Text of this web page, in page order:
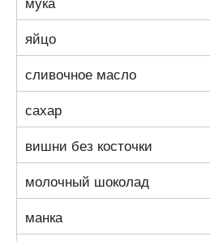
яйцо
сливочное масло
сахар
вишни без косточки
молочный шоколад
манка